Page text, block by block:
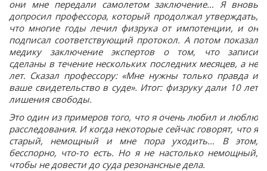
они мне передали самолетом заключение… Я вновь
допросил профессора, который продолжал утверждать,
что многие годы лечил физрука от импотенции, и он
подписал соответствующий протокол. А потом показал
медику заключение экспертов о том, что записи
сделаны в течение нескольких последних месяцев, а не
лет. Сказал профессору: «Мне нужны только правда и
ваше свидетельство в суде». Итог: физруку дали 10 лет
лишения свободы.
Это один из примеров того, что я очень любил и люблю
расследования. И когда некоторые сейчас говорят, что я
старый, немощный и мне пора уходить… В этом,
бесспорно, что-то есть. Но я не настолько немощный,
чтобы не довести до суда резонансные дела.